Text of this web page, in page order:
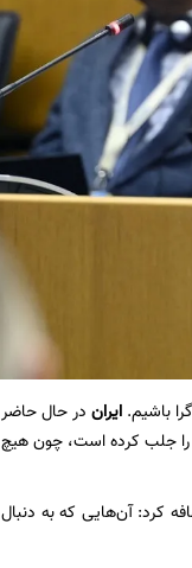
باشیم. ایران در حال حاضر
ما را جلب کرده است، چون هیچ
کرد: آن‌هایی که به دنبال